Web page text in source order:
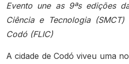
Evento une as 9ªs edições
Ciência e Tecnologia
Codó (FLIC)
A cidade de Codó viveu uma